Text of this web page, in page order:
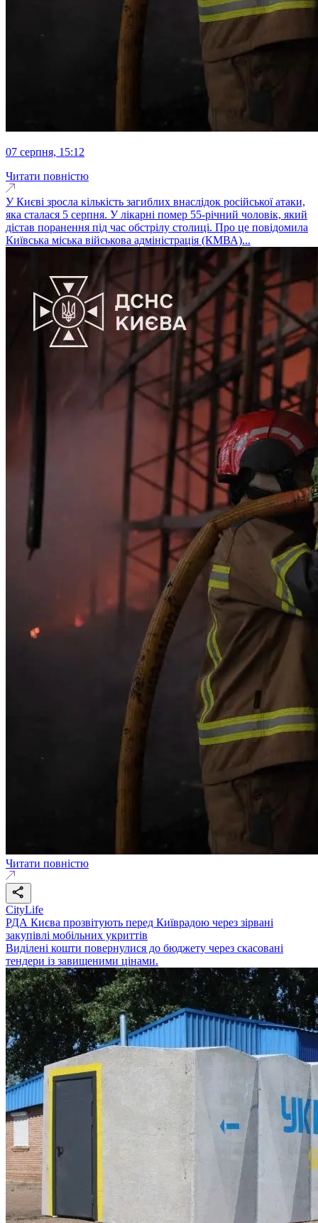
07 серпня, 15:12
Читати повністю
У Києві зросла кількість загиблих внаслідок російської атаки,
яка сталася 5 серпня. У лікарні помер 55-річний чоловік, який
дістав поранення під час обстрілу столиці. Про це повідомила
Київська міська військова адміністрація (КМВА)...
Читати повністю
CityLife
РДА Києва прозвітують перед Київрадою через зірвані
закупівлі мобільних укриттів
Виділені кошти повернулися до бюджету через скасовані
тендери із завищеними цінами.